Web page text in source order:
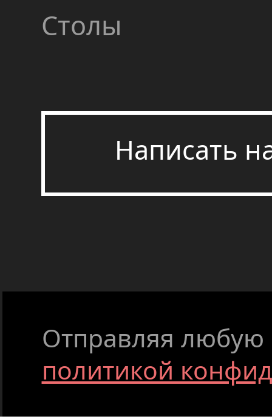
Столы
Написать
Отправляя любую
политикой